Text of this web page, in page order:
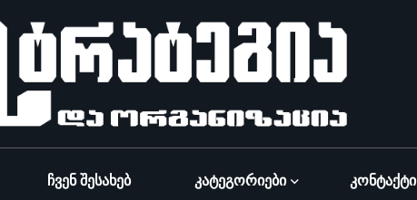
Ჩვენ Შესახებ Კატეგორიები Კონტაქტი